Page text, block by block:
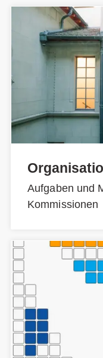
Aufgaben und
Kommissionen